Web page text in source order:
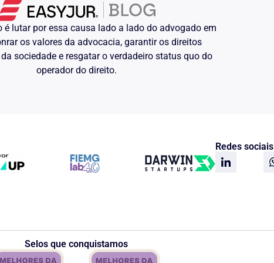
pelo
de testemunhas que
ofícios e demais
é lutar por essa causa lado a lado do advogado em
os valores da advocacia, garantir os direitos
sociedade e resgatar o verdadeiro status quo do
operador do direito.
Redes sociais
Selos que conquistamos